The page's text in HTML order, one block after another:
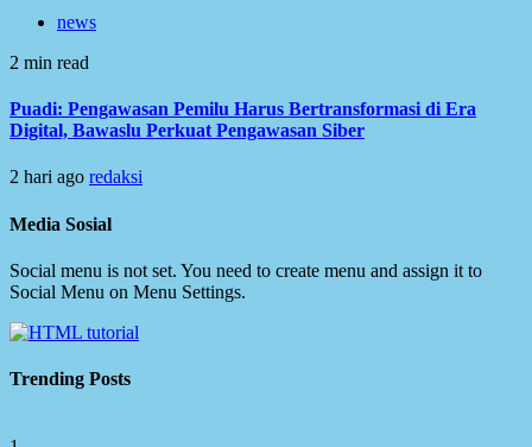
news
2 min read
Puadi: Pengawasan Pemilu Harus Bertransformasi di Era
Digital, Bawaslu Perkuat Pengawasan Siber
2 hari ago redaksi
Media Sosial
Social menu is not set. You need to create menu and assign it to
Social Menu on Menu Settings.
Trending Posts